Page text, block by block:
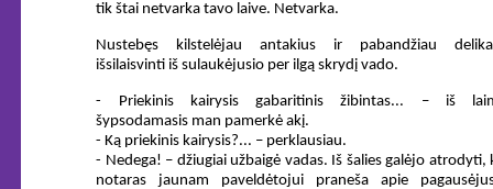
tik štai netvarka tavo laive. Netvarka.
Nustebęs kilstelėjau antakius ir pabandžiau
išsilaisvinti iš sulaukėjusio per ilgą skrydį vado.
- Priekinis kairysis gabaritinis žibintas... – iš
šypsodamasis man pamerkė akį.
- Ką priekinis kairysis?... – perklausiau.
- Nedega! – džiugiai užbaigė vadas. Iš šalies galėjo atrodyti,
notaras jaunam paveldėtojui praneša apie